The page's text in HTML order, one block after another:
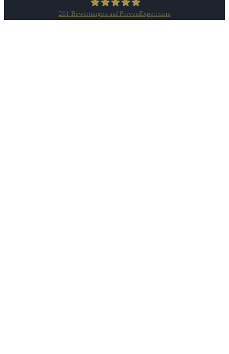
261 Bewertungen auf ProvenExpert.com